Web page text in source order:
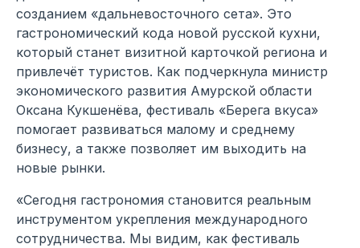
созданием «дальневосточного сета». Это
гастрономический кода новой русской кухни,
который станет визитной карточкой региона и
привлечёт туристов. Как подчеркнула министр
экономического развития Амурской области
Оксана Кукшенёва, фестиваль «Берега вкуса»
помогает развиваться малому и среднему
бизнесу, а также позволяет им выходить на
новые рынки.
«Сегодня гастрономия становится реальным
инструментом укрепления международного
сотрудничества. Мы видим, как фестиваль